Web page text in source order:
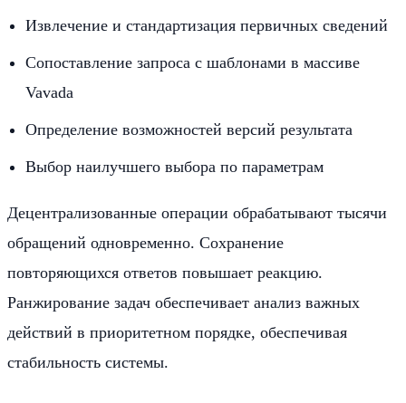
Извлечение и стандартизация первичных сведений
Сопоставление запроса с шаблонами в массиве
Vavada
Определение возможностей версий результата
Выбор наилучшего выбора по параметрам
Децентрализованные операции обрабатывают тысячи
обращений одновременно. Сохранение
повторяющихся ответов повышает реакцию.
Ранжирование задач обеспечивает анализ важных
действий в приоритетном порядке, обеспечивая
стабильность системы.